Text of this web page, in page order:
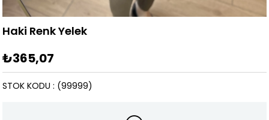
Haki Renk Yelek
₺365,07
(99999)
STOK KODU